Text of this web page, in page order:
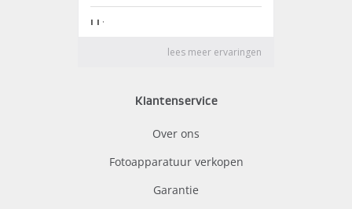
Klantenservice
Over ons
Fotoapparatuur verkopen
Garantie